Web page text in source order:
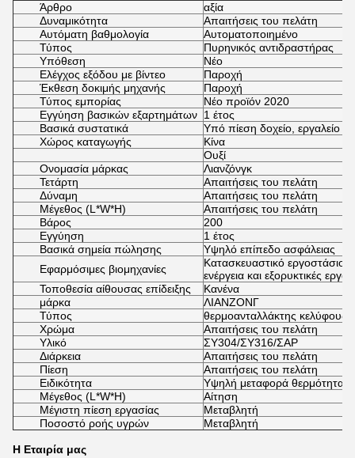
Άρθρο
αξία
Δυναμικότητα
Απαιτήσεις του πελάτη
Αυτόματη βαθμολογία
Αυτοματοποιημένο
Τύπος
Πυρηνικός αντιδραστήρας
Υπόθεση
Νέο
Ελέγχος εξόδου με βίντεο
Παροχή
Έκθεση δοκιμής μηχανής
Παροχή
Τύπος εμπορίας
Νέο προϊόν 2020
Εγγύηση βασικών εξαρτημάτων 1 έτος
Βασικά συστατικά
Υπό πίεση δοχείο, εργαλείο
Χώρος καταγωγής
Κίνα
Ουξί
Ονομασία μάρκας
Λιανζόνγκ
Τετάρτη
Απαιτήσεις του πελάτη
Δύναμη
Απαιτήσεις του πελάτη
Μέγεθος (L*W*H)
Απαιτήσεις του πελάτη
Βάρος
200
Εγγύηση
1 έτος
Βασικά σημεία πώλησης
Υψηλό επίπεδο ασφάλειας
Εφαρμόσιμες βιομηχανίες
Κατασκευαστικό εργοστάσιο,
ενέργεια και εξορυκτικές
Τοποθεσία αίθουσας επίδειξης
Κανένα
μάρκα
ΛΙΑΝΖΟΝΓ
Τύπος
θερμοανταλλάκτης κελύφους
Χρώμα
Απαιτήσεις του πελάτη
Υλικό
ΣΥ304/ΣΥ316/ΣΑΡ
Διάρκεια
Απαιτήσεις του πελάτη
Πίεση
Απαιτήσεις του πελάτη
Ειδικότητα
Υψηλή μεταφορά θερμότητας
Μέγεθος (L*W*H)
Αίτηση
Μέγιστη πίεση εργασίας
Μεταβλητή
Ποσοστό ροής υγρών
Μεταβλητή
Η Εταιρία μας